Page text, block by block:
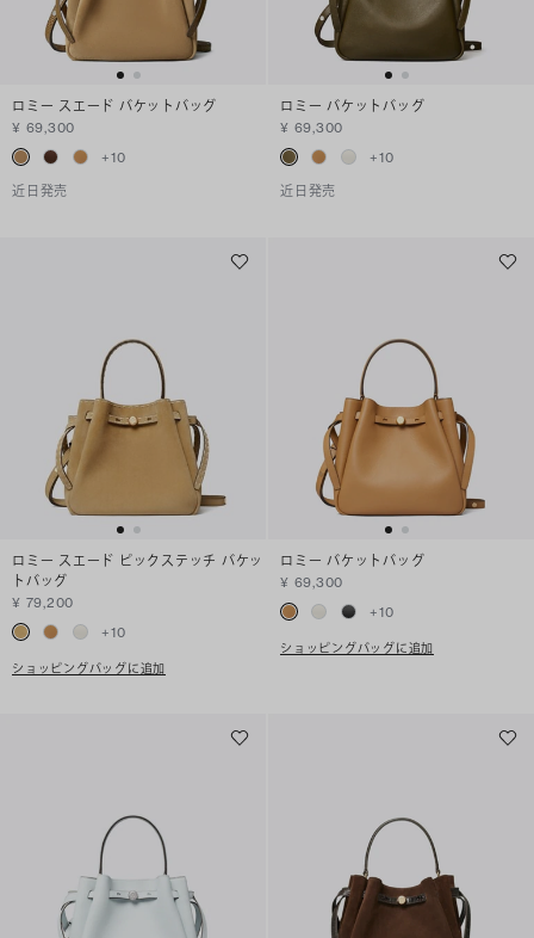
ロミー スエード バケットバッグ
¥ 69,300
+10
近日発売
ロミー バケットバッグ
¥ 69,300
+10
近日発売
ロミー スエード ピックステッチ バケッ
トバッグ
¥ 79,200
+10
ショッピングバッグに追加
ロミー バケットバッグ
¥ 69,300
+10
ショッピングバッグに追加